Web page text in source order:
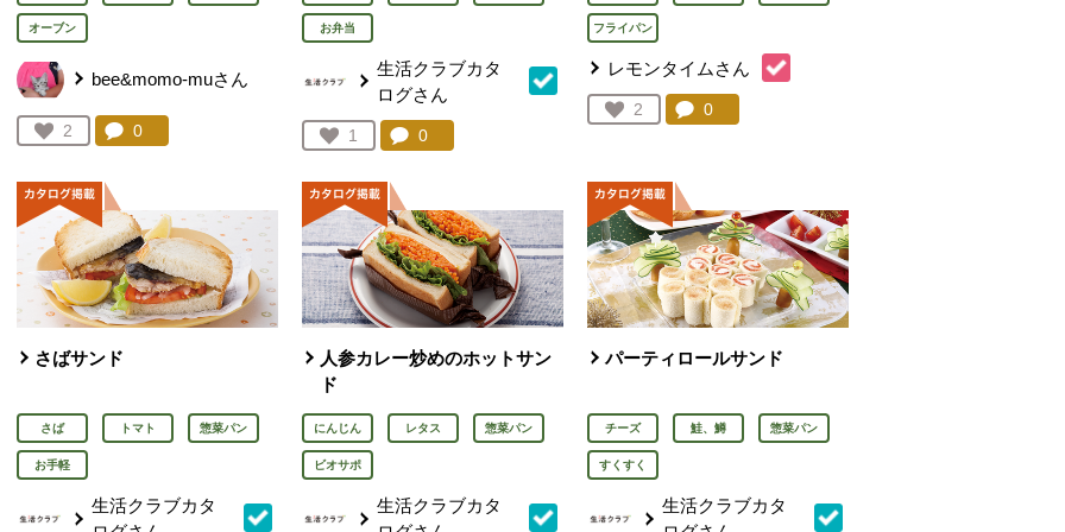
オーブン
bee&momo-muさん
お気に入り登録：
2
人が登録
コメント：
0
お弁当
生活クラブカタ
ログさん
お気に入り登録：
1
人が登録
コメント：
0件。コメントを見る。
フライパン
レモンタイムさん
お気に入り登録：
2
人が登録
コメント：
0件。コメントを見る。
さばサンド
さば トマト 惣菜パン
お手軽
生活クラブカタ
人参カレー炒めのホットサン
ド
にんじん レタス 惣菜パン
ビオサポ
生活クラブカタ
パーティロールサンド
チーズ 鮭、鱒 惣菜パン
すくすく
生活クラブカタ